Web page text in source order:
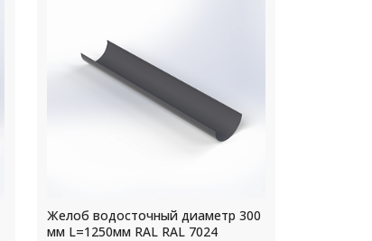
Желоб водосточный диаметр 300
мм L=1250мм RAL RAL 7024